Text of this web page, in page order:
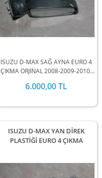
ISUZU D-MAX SAĞ AYNA EURO 4
ÇIKMA ORJİNAL 2008-2009-2010-
STOKLARIMIZDA MEVCUTTUR.
6.000,00 TL
ISUZU D-MAX YAN DİREK
PLASTİĞİ EURO 4 ÇIKMA